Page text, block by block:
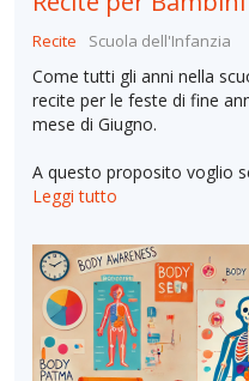
Recite Scuola dell'Infanzia
Come tutti gli anni nella
recite per le feste di fine
mese di Giugno.
A questo proposito voglio
Leggi tutto